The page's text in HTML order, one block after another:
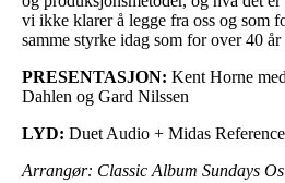
vi ikke klarer å legge fra oss og som
samme styrke idag som for over 40 år
PRESENTASJON: Kent Horne
Dahlen og Gard Nilssen
LYD: Duet Audio + Midas Reference
Arrangør: Classic Album Sundays